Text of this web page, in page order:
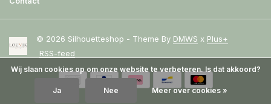
© 2026 Silhouetteshop - Theme By DMWS x Plus+
RSS-feed
Wij slaan cookies op om onze website te verbeteren. Is dat akkoord?
Ja Nee Meer over cookies »